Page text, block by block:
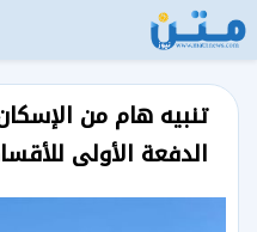
تنبيه هام من
الدفعة الأولى